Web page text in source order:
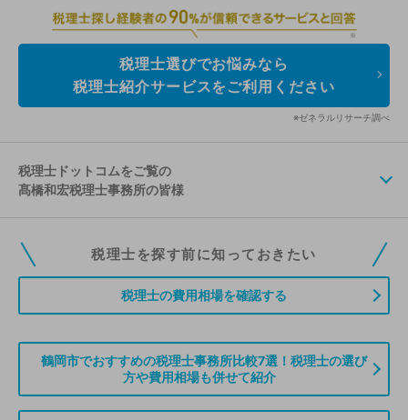
税理士選びでお悩みなら
税理士紹介サービスをご利用ください
※ゼネラルリサーチ調べ
税理士ドットコムをご覧の
髙橋和宏税理士事務所の皆様
税理士ドットコムの無料会員にご登録いただくと、貴事務所の情報を編集し
ていただくことができます。また、税理士をお探しの方との接点をご提供す
無料登録のご案内はこちら
税理士を探す前に知っておきたい
税理士の費用相場を確認する
鶴岡市でおすすめの税理士事務所比較7選！税理士の選び
方や費用相場も併せて紹介